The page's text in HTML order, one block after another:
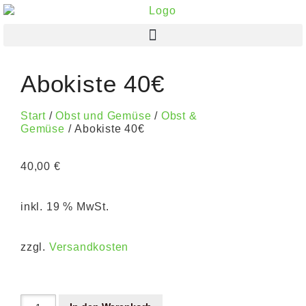
Abokiste 40€
Start /Obst und Gemüse / Obst &
Gemüse / Abokiste 40€
40,00 €
inkl. 19 % MwSt.
zzgl. Versandkosten